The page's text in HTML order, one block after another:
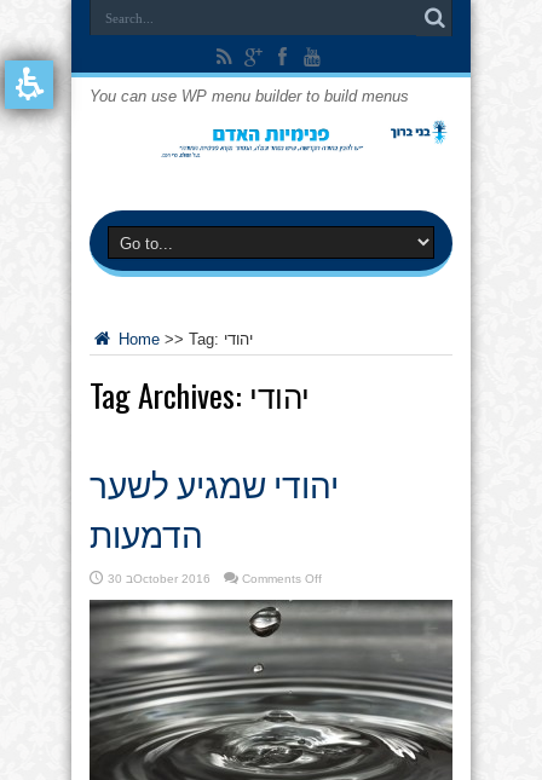
You can use WP menu builder to build menus
Home >> Tag: יהודי
Tag Archives: יהודי
יהודי שמגיע לשער
הדמעות
30 בOctober 2016 Comments Offon
שמגיע
לשער